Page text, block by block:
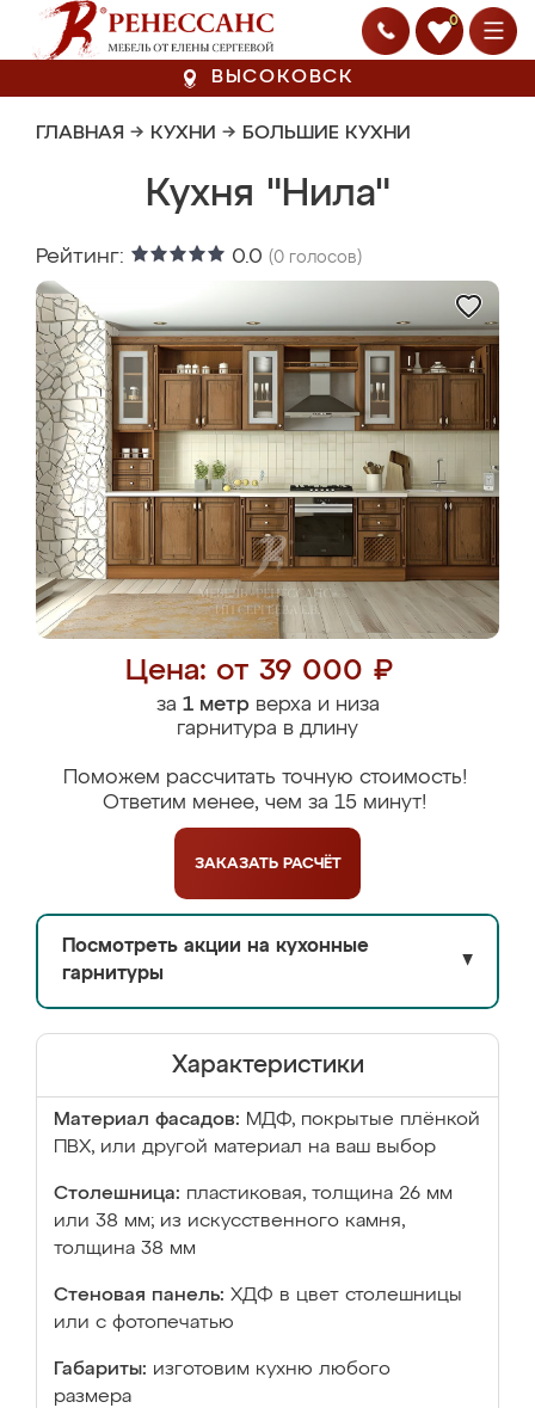
0
ВЫСОКОВСК
ГЛАВНАЯ → КУХНИ → БОЛЬШИЕ КУХНИ
Кухня "Нила"
Рейтинг: 0.0 (0 голосов)
Цена: от 39 000 ₽
за 1 метрверха и низа
гарнитура в длину
Поможем рассчитать точную стоимость!
Ответим менее, чем за 15 минут!
ЗАКАЗАТЬ РАСЧЁТ
Посмотреть акции на кухонные
гарнитуры
▼
Характеристики
Материал фасадов: МДФ, покрытые плёнкой
ПВХ, или другой материал на ваш выбор
Столешница: пластиковая, толщина 26 мм
или 38 мм; из искусственного камня,
толщина 38 мм
Стеновая панель: ХДФ в цвет столешницы
или с фотопечатью
Габариты: изготовим кухню любого
размера